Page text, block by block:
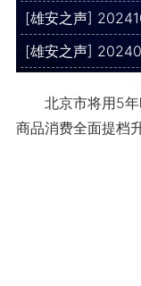
[雄安之声]
[雄安之声]
北京市将用5年
商品消费全面提档升